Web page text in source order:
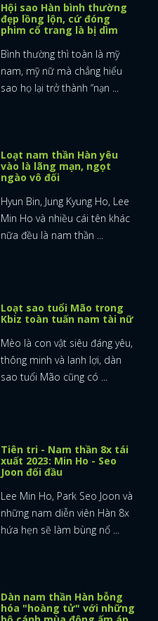
Hội sao Hàn bình thường
đẹp lồng lộn, cứ đóng
phim cổ trang là bị dìm
Bình thường thì toàn là mỹ
nam, mỹ nữ mà chẳng hiểu
sao họ lại trở thành “nạn ...
Loạt nam thần Hàn yêu
vào là lãng mạn, ngọt
ngào vô đối
Hyun Bin, Jung Kyung Ho, Lee
Min Ho và nhiều cái tên khác
nữa đều là nam thần ...
Loạt sao tuổi Mão trong
Kbiz toàn tuấn nam tài nữ
Mèo là con vật siêu đáng yêu,
thông minh và lanh lợi, dàn
sao tuổi Mão cũng có ...
Tiên tri - Nam thần 8x tái
xuất 2023: Min Ho - Seo
Joon đối đầu
Lee Min Ho, Park Seo Joon và
những nam diễn viên Hàn 8x
hứa hẹn sẽ làm bùng nổ ...
Dàn nam thần Hàn bỗng
hóa "hoàng tử" với những